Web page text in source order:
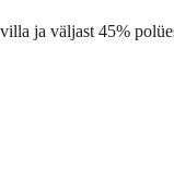
ja väljast 45%